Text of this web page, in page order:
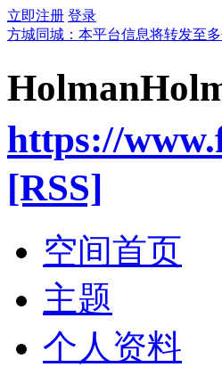
立即注册 登录
方城同城：本平台信息将转发至
https://
[RSS]
空间首页
主题
个人资料